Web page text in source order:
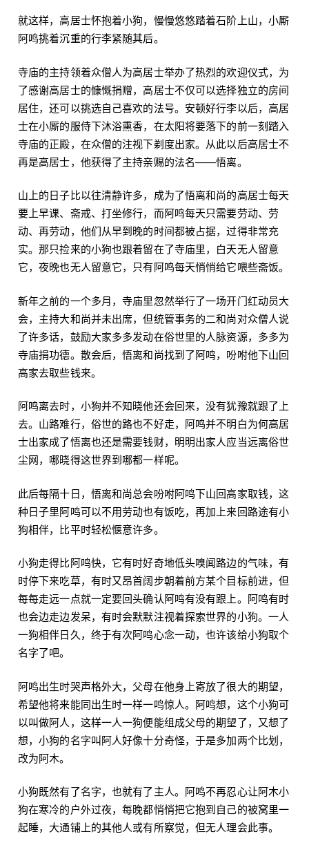
就这样，高居士怀抱着小狗，慢慢悠悠踏着石阶上山，小厮
阿鸣挑着沉重的行李紧随其后。
寺庙的主持领着众僧人为高居士举办了热烈的欢迎仪式，为
了感谢高居士的慷慨捐赠，高居士不仅可以选择独立的房间
居住，还可以挑选自己喜欢的法号。安顿好行李以后，高居
士在小厮的服侍下沐浴熏香，在太阳将要落下的前一刻踏入
寺庙的正殿，在众僧的注视下剃度出家。从此以后高居士不
再是高居士，他获得了主持亲赐的法名——悟离。
山上的日子比以往清静许多，成为了悟离和尚的高居士每天
要上早课、斋戒、打坐修行，而阿鸣每天只需要劳动、劳
动、再劳动，他们从早到晚的时间都被占据，过得非常充
实。那只捡来的小狗也跟着留在了寺庙里，白天无人留意
它，夜晚也无人留意它，只有阿鸣每天悄悄给它喂些斋饭。
新年之前的一个多月，寺庙里忽然举行了一场开门红动员大
会，主持大和尚并未出席，但统管事务的二和尚对众僧人说
了许多话，鼓励大家多多发动在俗世里的人脉资源，多多为
寺庙捐功德。散会后，悟离和尚找到了阿鸣，吩咐他下山回
高家去取些钱来。
阿鸣离去时，小狗并不知晓他还会回来，没有犹豫就跟了上
去。山路难行，俗世的路也不好走，阿鸣并不明白为何高居
士出家成了悟离也还是需要钱财，明明出家人应当远离俗世
尘网，哪晓得这世界到哪都一样呢。
此后每隔十日，悟离和尚总会吩咐阿鸣下山回高家取钱，这
种日子里阿鸣可以不用劳动也有饭吃，再加上来回路途有小
狗相伴，比平时轻松惬意许多。
小狗走得比阿鸣快，它有时好奇地低头嗅闻路边的气味，有
时停下来吃草，有时又昂首阔步朝着前方某个目标前进，但
每每走远一点就一定要回头确认阿鸣有没有跟上。阿鸣有时
也会边走边发呆，有时会默默注视着探索世界的小狗。一人
一狗相伴日久，终于有次阿鸣心念一动，也许该给小狗取个
名字了吧。
阿鸣出生时哭声格外大，父母在他身上寄放了很大的期望，
希望他将来能同出生时一样一鸣惊人。阿鸣想，这个小狗可
以叫做阿人，这样一人一狗便能组成父母的期望了，又想了
想，小狗的名字叫阿人好像十分奇怪，于是多加两个比划，
改为阿木。
小狗既然有了名字，也就有了主人。阿鸣不再忍心让阿木小
狗在寒冷的户外过夜，每晚都悄悄把它抱到自己的被窝里一
起睡，大通铺上的其他人或有所察觉，但无人理会此事。